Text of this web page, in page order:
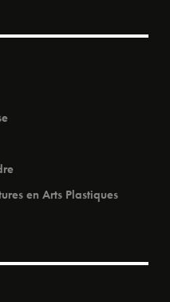
en Arts Plastiques